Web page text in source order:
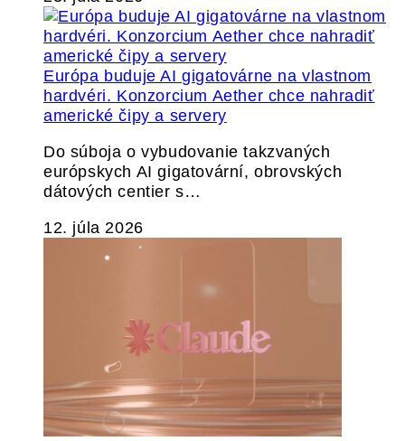
Európa buduje AI gigatovárne na vlastnom
hardvéri. Konzorcium Aether chce nahradiť
americké čipy a servery
Do súboja o vybudovanie takzvaných
európskych AI gigatovární, obrovských
dátových centier s…
12. júla 2026